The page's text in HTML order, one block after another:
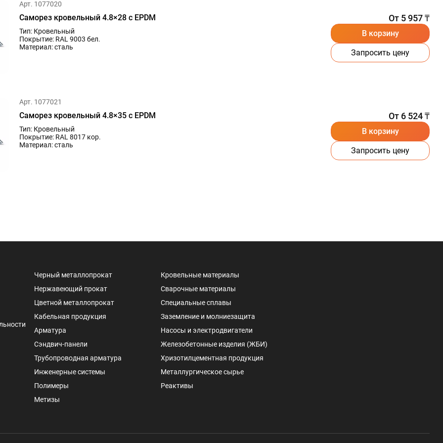
Арт. 1077020
Саморез кровельный 4.8×28 с EPDM
Тип: Кровельный
Покрытие: RAL 9003 бел.
Материал: сталь
От 5 957 ₸
В корзину
Запросить цену
Арт. 1077021
Саморез кровельный 4.8×35 с EPDM
Тип: Кровельный
Покрытие: RAL 8017 кор.
Материал: сталь
От 6 524 ₸
В корзину
Запросить цену
Черный металлопрокат
Нержавеющий прокат
Цветной металлопрокат
Кабельная продукция
Арматура
Сэндвич-панели
Трубопроводная арматура
Инженерные системы
Полимеры
Метизы
Кровельные материалы
Сварочные материалы
Специальные сплавы
Заземление и молниезащита
Насосы и электродвигатели
Железобетонные изделия (ЖБИ)
Хризотилцементная продукция
Металлургическое сырье
Реактивы